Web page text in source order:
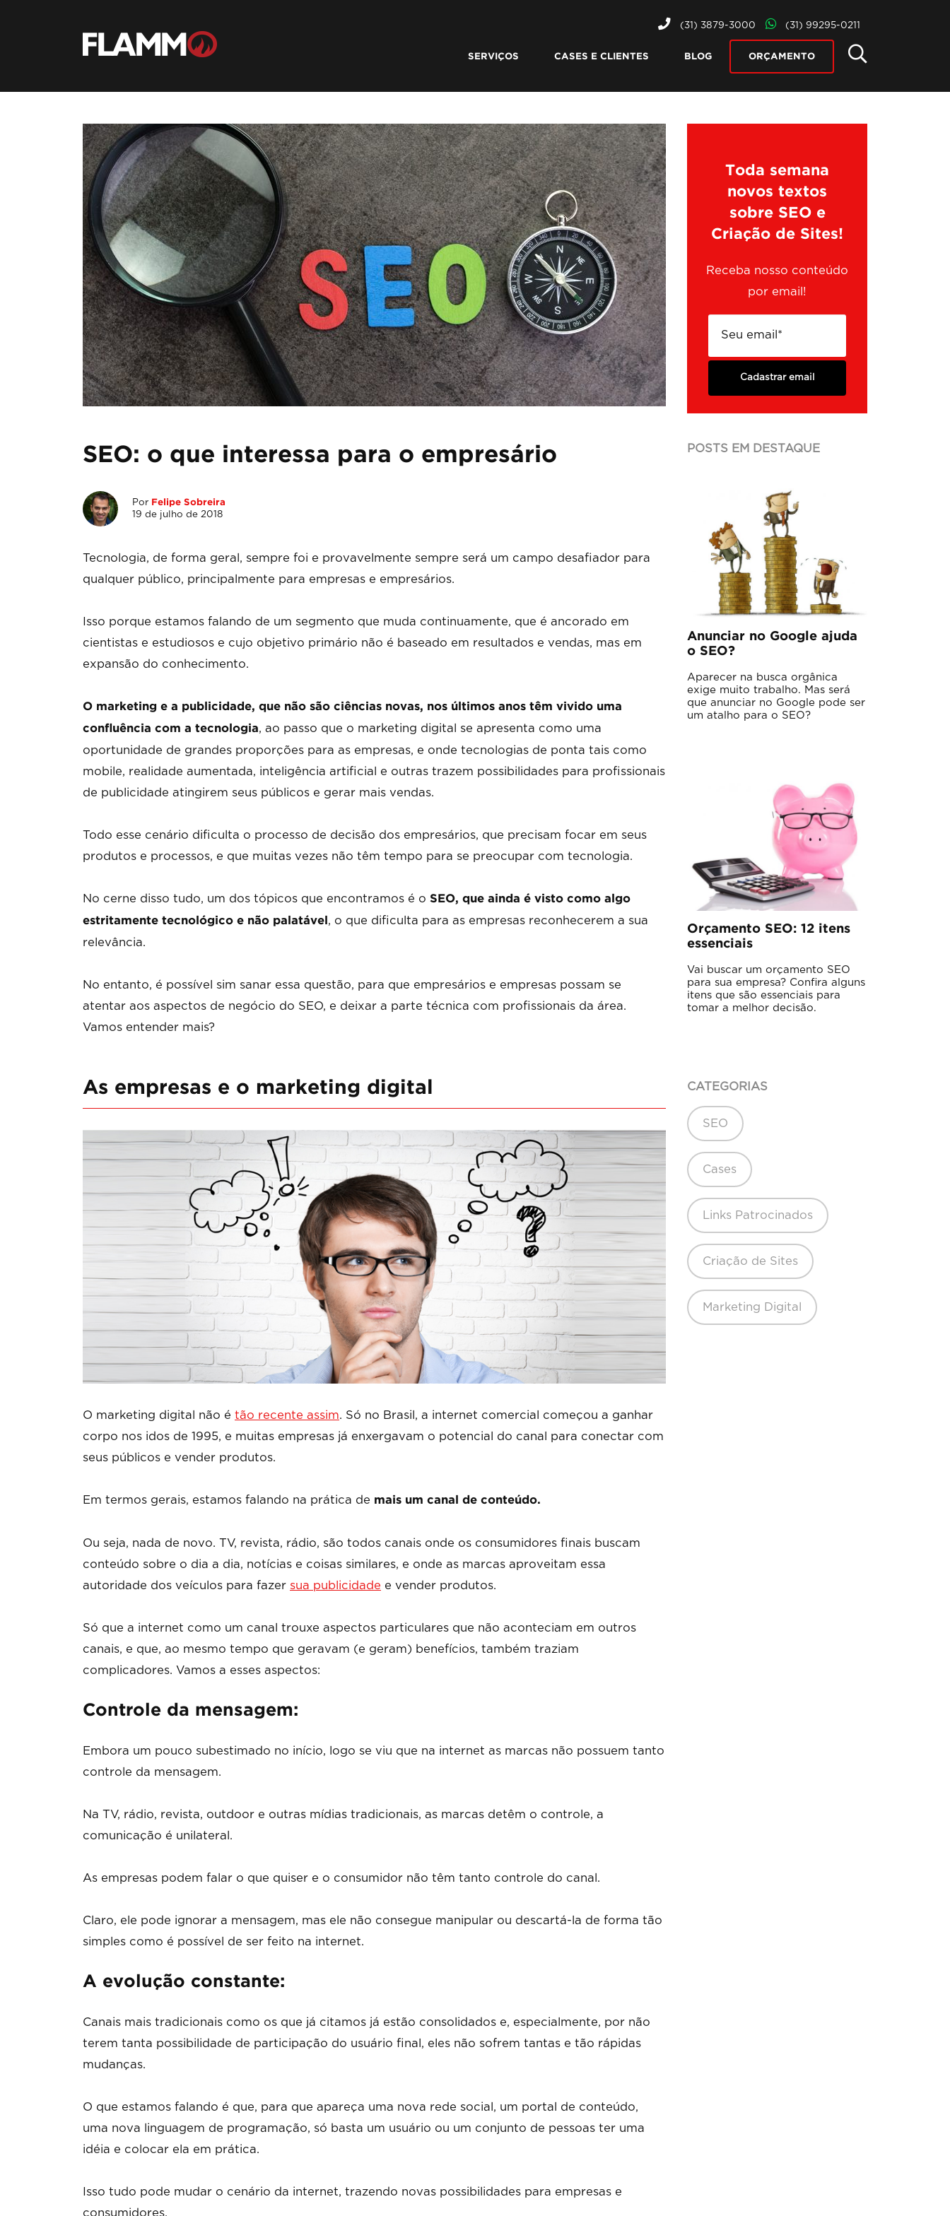
(31) 3879-3000 (31) 99295-0211
SERVIÇOS CASES E CLIENTES BLOG ORÇAMENTO
SEO: o que interessa para o empresário
Por Felipe Sobreira
19 de julho de 2018
Tecnologia, de forma geral, sempre foi e provavelmente sempre será um campo desafiador para
qualquer público, principalmente para empresas e empresários.
Isso porque estamos falando de um segmento que muda continuamente, que é ancorado em
cientistas e estudiosos e cujo objetivo primário não é baseado em resultados e vendas, mas em
expansão do conhecimento.
O marketing e a publicidade, que não são ciências novas, nos últimos anos têm vivido uma
confluência com a tecnologia, ao passo que o marketing digital se apresenta como uma
oportunidade de grandes proporções para as empresas, e onde tecnologias de ponta tais como
mobile, realidade aumentada, inteligência artificial e outras trazem possibilidades para profissionais
de publicidade atingirem seus públicos e gerar mais vendas.
Todo esse cenário dificulta o processo de decisão dos empresários, que precisam focar em seus
produtos e processos, e que muitas vezes não têm tempo para se preocupar com tecnologia.
No cerne disso tudo, um dos tópicos que encontramos é o SEO, que ainda é visto como algo
estritamente tecnológico e não palatável , o que dificulta para as empresas reconhecerem a sua
relevância.
No entanto, é possível sim sanar essa questão, para que empresários e empresas possam se
atentar aos aspectos de negócio do SEO, e deixar a parte técnica com profissionais da área.
Vamos entender mais?
As empresas e o marketing digital
O marketing digital não é tão recente assim. Só no Brasil, a internet comercial começou a ganhar
corpo nos idos de 1995, e muitas empresas já enxergavam o potencial do canal para conectar com
seus públicos e vender produtos.
Em termos gerais, estamos falando na prática de mais um canal de conteúdo.
Ou seja, nada de novo. TV, revista, rádio, são todos canais onde os consumidores finais buscam
conteúdo sobre o dia a dia, notícias e coisas similares, e onde as marcas aproveitam essa
autoridade dos veículos para fazer sua publicidade e vender produtos.
Só que a internet como um canal trouxe aspectos particulares que não aconteciam em outros
canais, e que, ao mesmo tempo que geravam (e geram) benefícios, também traziam
complicadores. Vamos a esses aspectos:
Controle da mensagem:
Embora um pouco subestimado no início, logo se viu que na internet as marcas não possuem tanto
controle da mensagem.
Na TV, rádio, revista, outdoor e outras mídias tradicionais, as marcas detêm o controle, a
comunicação é unilateral.
As empresas podem falar o que quiser e o consumidor não têm tanto controle do canal.
Claro, ele pode ignorar a mensagem, mas ele não consegue manipular ou descartá-la de forma tão
simples como é possível de ser feito na internet.
A evolução constante:
Canais mais tradicionais como os que já citamos já estão consolidados e, especialmente, por não
terem tanta possibilidade de participação do usuário final, eles não sofrem tantas e tão rápidas
mudanças.
O que estamos falando é que, para que apareça uma nova rede social, um portal de conteúdo,
uma nova linguagem de programação, só basta um usuário ou um conjunto de pessoas ter uma
idéia e colocar ela em prática.
Isso tudo pode mudar o cenário da internet, trazendo novas possibilidades para empresas e
consumidores.
Toda semana
novos textos
sobre SEO e
Criação de Sites!
Receba nosso conteúdo
por email!
Cadastrar email
POSTS EM DESTAQUE
Anunciar no Google ajuda
o SEO?
Aparecer na busca orgânica
exige muito trabalho. Mas será
que anunciar no Google pode ser
um atalho para o SEO?
Orçamento SEO: 12 itens
essenciais
Vai buscar um orçamento SEO
para sua empresa? Confira alguns
itens que são essenciais para
tomar a melhor decisão.
CATEGORIAS
SEO
Cases
Links Patrocinados
Criação de Sites
Marketing Digital